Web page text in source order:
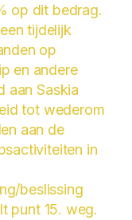
op dit bedrag.
tijdelijk
op
en andere
aan Saskia
tot wederom
aan de
in
beslissing
punt 15. weg.